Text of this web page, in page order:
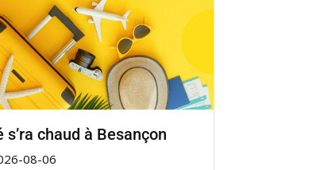
s’ra chaud à Besançon
08-06